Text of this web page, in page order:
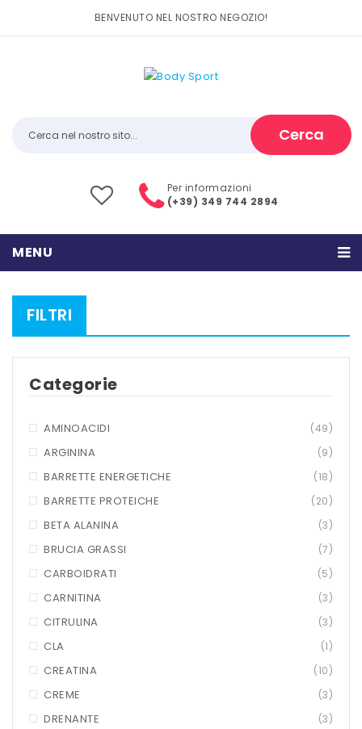
BENVENUTO NEL NOSTRO NEGOZIO!
Cerca
Per informazioni
(+39) 349 744 2894
MENU
PRODOTTI
CATEGORIE
MARCHI
AMIX
ANDERSON
BIOTECH USA
DAILY LIFE
ENERVIT
ETHICSPORT
FILTRI
Categorie
AMINOACIDI (49)
ARGININA (9)
BARRETTE ENERGETICHE (18)
BARRETTE PROTEICHE (20)
BETA ALANINA (3)
BRUCIA GRASSI (7)
CARBOIDRATI (5)
CARNITINA (3)
CITRULINA (3)
CLA (1)
CREATINA (10)
CREME (3)
DRENANTE (3)